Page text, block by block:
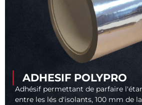
ADHESIF POLYPRO
Adhésif permettant de parfaire
entre les lés d'isolants, 100 mm de